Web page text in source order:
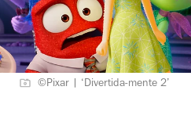
©Pixar | ‘Divertida-mente 2’